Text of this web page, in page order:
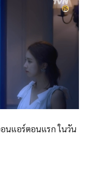
นแอร์ตอนแรก ในวัน